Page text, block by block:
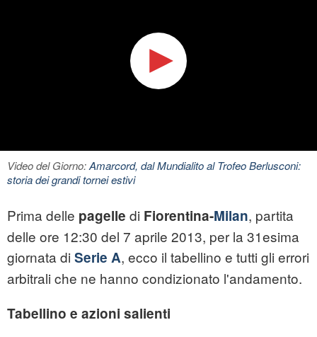
Video del Giorno:Amarcord, dal Mundialito al Trofeo Berlusconi:
storia dei grandi tornei estivi
Prima delle pagelle di Fiorentina-Milan, partita
delle ore 12:30 del 7 aprile 2013, per la 31esima
giornata di Serie A, ecco il tabellino e tutti gli errori
arbitrali che ne hanno condizionato l'andamento.
Tabellino e azioni salienti